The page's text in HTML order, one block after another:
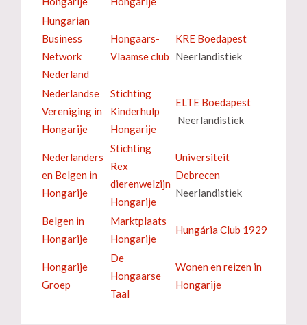
Hungarian
Business
Network
Nederland
Hongaars-
Vlaamse club
KRE Boedapest
Neerlandistiek
Nederlandse
Vereniging in
Hongarije
Stichting
Kinderhulp
Hongarije
ELTE Boedapest
Neerlandistiek
Nederlanders
en Belgen in
Hongarije
Stichting
Rex
dierenwelzijn
Hongarije
Universiteit
Debrecen
Neerlandistiek
Belgen in
Hongarije
Marktplaats
Hongarije
Hungária Club 1929
Hongarije
Groep
De
Hongaarse
Taal
Wonen en reizen in
Hongarije